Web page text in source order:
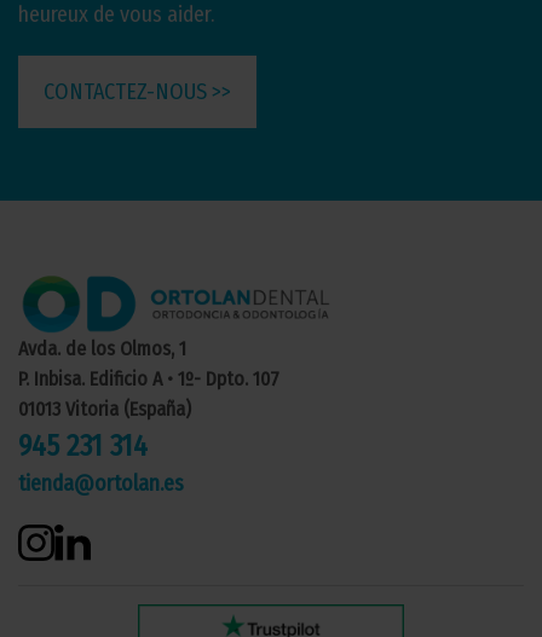
heureux de vous aider.
CONTACTEZ-NOUS >>
Avda. de los Olmos, 1
P. Inbisa. Edificio A • 1º- Dpto. 107
01013 Vitoria (España)
945 231 314
tienda@ortolan.es